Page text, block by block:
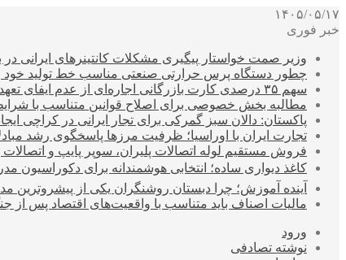
۱۴۰۵/۰۵/۱۷
خبر فوری
وزیر صمت خواستار پیگیری مشکلات کانتینرهای ایرانی
چطور دستگاه پرس حرارتی صنعتی مناسب خط تولید خود
سهم ۳۵ درصدی کارت بازرگانی اجاره‌ای از عدم ایفای تعهدات ارزی صادراتی
مطالبه بخش خصوصی برای اصلاح قوانین متناسب با
پاکستان: دالان سبز گمرکی برای تجار ایرانی در کراچی
تجارت ایران با اوراسیا؛ ظرفیت مرزها پاسخگوی رشد
فروش مستقیم لوله اتصالات پلیران، سوپر پایپ و
کاغذ دیواری ساده؛ انتخابی هوشمندانه برای دکوراسیون
آینده آموزش؛ چرا دبستان روشنگران یکی از پیشروترین
مالیات اصناف باید متناسب با واقعیت‌های اقتصاد پس از
ورود
نوشته تصادفی